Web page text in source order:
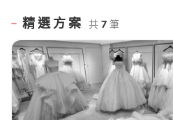
精選方案 共 7 筆